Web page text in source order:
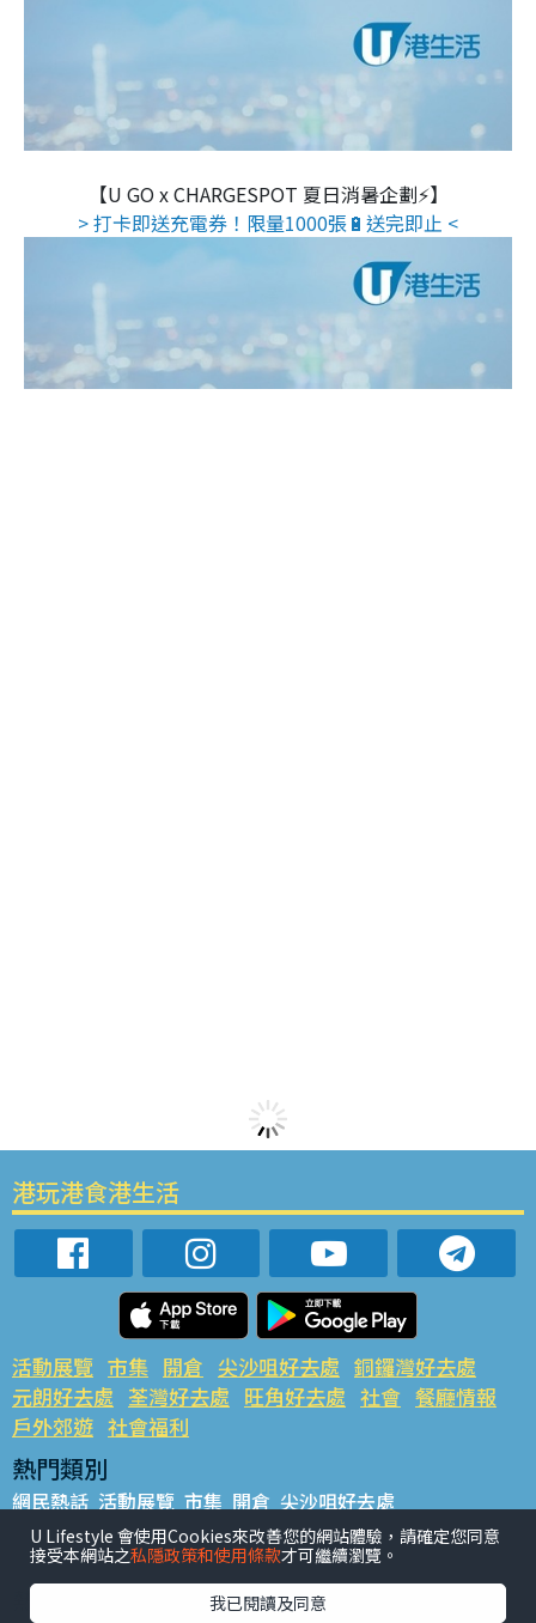
【U GO x CHARGESPOT 夏日消暑企劃⚡】
> 打卡即送充電券！限量1000張🔋送完即止 <
港玩港食港生活
活動展覽 市集 開倉 尖沙咀好去處 銅鑼灣好去處
元朗好去處 荃灣好去處 旺角好去處 社會 餐廳情報
戶外郊遊 社會福利
熱門類別
網民熱話 活動展覽 市集 開倉 尖沙咀好去處
銅鑼灣好去處 元朗好去處 荃灣好去處 旺角好去處 社會
餐廳情報 戶外郊遊
熱門標籤
U Lifestyle 會使用Cookies來改善您的網站體驗，請確定您同意
接受本網站之私隱政策和使用條款才可繼續瀏覽。
我已閱讀及同意